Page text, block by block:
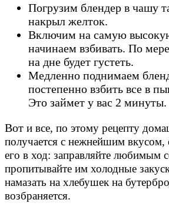
Погрузим блендер в чашу
накрыл желток.
Включим на самую
начинаем взбивать. По
на дне будет густеть.
Медленно поднимаем
постепенно взбить все в
Это займет у вас 2 минуты.
Вот и все, по этому рецепту
получается с нежнейшим вкусом,
его в ход: заправляйте любимым
пропитывайте им холодные
намазать на хлебушек на
возбраняется.